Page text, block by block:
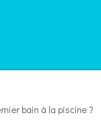
bain à la piscine ?